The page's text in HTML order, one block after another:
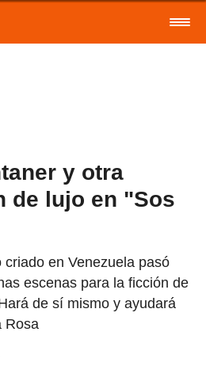
y otra
de lujo en "Sos
en Venezuela pasó
escenas para la ficción de
de sí mismo y ayudará
Rosa